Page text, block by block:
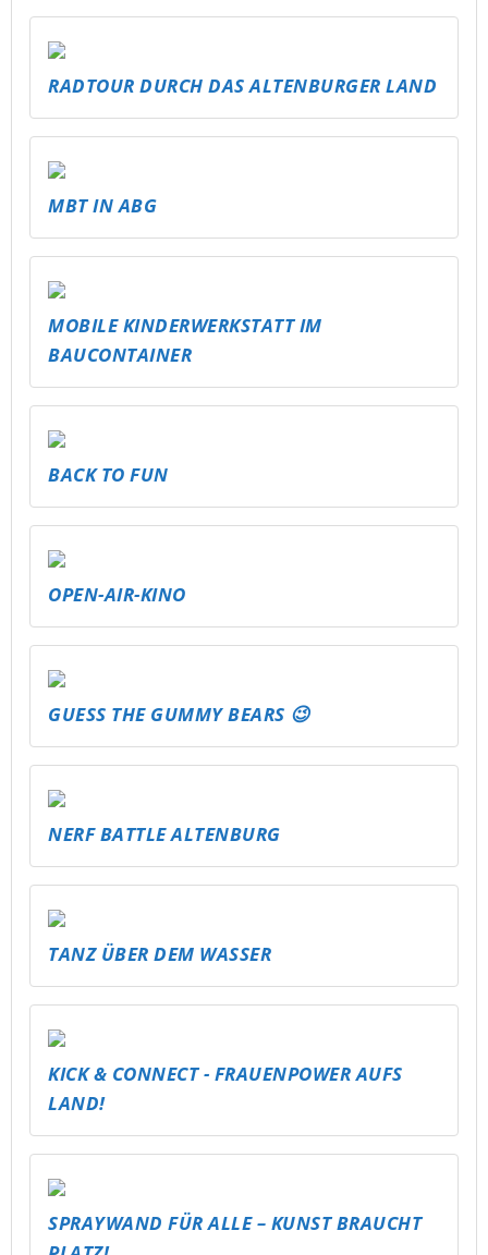
RADTOUR DURCH DAS ALTENBURGER LAND
MBT IN ABG
MOBILE KINDERWERKSTATT IM
BAUCONTAINER
BACK TO FUN
OPEN-AIR-KINO
GUESS THE GUMMY BEARS 😉
NERF BATTLE ALTENBURG
TANZ ÜBER DEM WASSER
KICK & CONNECT - FRAUENPOWER AUFS
LAND!
SPRAYWAND FÜR ALLE – KUNST BRAUCHT